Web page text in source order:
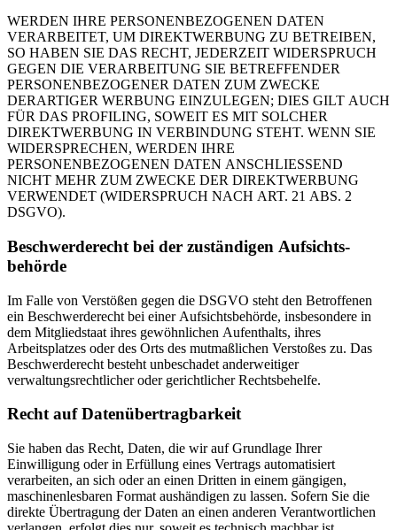
WERDEN IHRE PERSONENBEZOGENEN DATEN
VERARBEITET, UM DIREKTWERBUNG ZU BETREIBEN,
SO HABEN SIE DAS RECHT, JEDERZEIT WIDERSPRUCH
GEGEN DIE VERARBEITUNG SIE BETREFFENDER
PERSONENBEZOGENER DATEN ZUM ZWECKE
DERARTIGER WERBUNG EINZULEGEN; DIES GILT AUCH
FÜR DAS PROFILING, SOWEIT ES MIT SOLCHER
DIREKTWERBUNG IN VERBINDUNG STEHT. WENN SIE
WIDERSPRECHEN, WERDEN IHRE
PERSONENBEZOGENEN DATEN ANSCHLIESSEND
NICHT MEHR ZUM ZWECKE DER DIREKTWERBUNG
VERWENDET (WIDERSPRUCH NACH ART. 21 ABS. 2
DSGVO).
Beschwerde­recht bei der zuständigen Aufsichts­
behörde
Im Falle von Verstößen gegen die DSGVO steht den Betroffenen
ein Beschwerderecht bei einer Aufsichtsbehörde, insbesondere in
dem Mitgliedstaat ihres gewöhnlichen Aufenthalts, ihres
Arbeitsplatzes oder des Orts des mutmaßlichen Verstoßes zu. Das
Beschwerderecht besteht unbeschadet anderweitiger
verwaltungsrechtlicher oder gerichtlicher Rechtsbehelfe.
Recht auf Daten­übertrag­barkeit
Sie haben das Recht, Daten, die wir auf Grundlage Ihrer
Einwilligung oder in Erfüllung eines Vertrags automatisiert
verarbeiten, an sich oder an einen Dritten in einem gängigen,
maschinenlesbaren Format aushändigen zu lassen. Sofern Sie die
direkte Übertragung der Daten an einen anderen Verantwortlichen